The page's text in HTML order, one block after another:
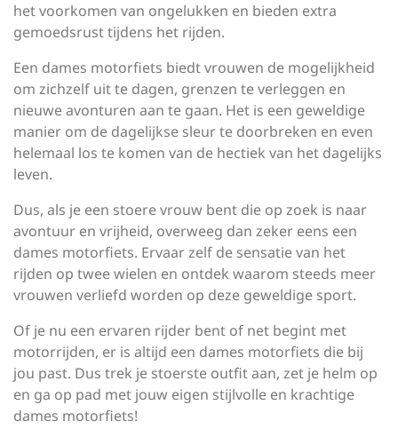
het voorkomen van ongelukken en bieden extra
gemoedsrust tijdens het rijden.
Een dames motorfiets biedt vrouwen de mogelijkheid
om zichzelf uit te dagen, grenzen te verleggen en
nieuwe avonturen aan te gaan. Het is een geweldige
manier om de dagelijkse sleur te doorbreken en even
helemaal los te komen van de hectiek van het dagelijks
leven.
Dus, als je een stoere vrouw bent die op zoek is naar
avontuur en vrijheid, overweeg dan zeker eens een
dames motorfiets. Ervaar zelf de sensatie van het
rijden op twee wielen en ontdek waarom steeds meer
vrouwen verliefd worden op deze geweldige sport.
Of je nu een ervaren rijder bent of net begint met
motorrijden, er is altijd een dames motorfiets die bij
jou past. Dus trek je stoerste outfit aan, zet je helm op
en ga op pad met jouw eigen stijlvolle en krachtige
dames motorfiets!